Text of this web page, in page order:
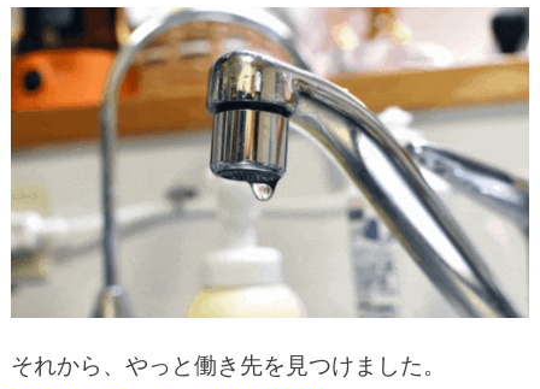
それから、やっと働き先を見つけました。